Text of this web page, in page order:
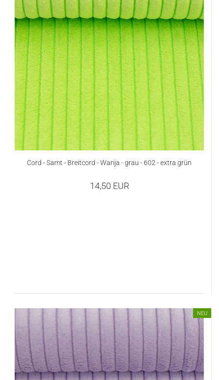
Cord - Samt - Breitcord - Wanja - grau - 602 - extra grün
14,50 EUR
NEU